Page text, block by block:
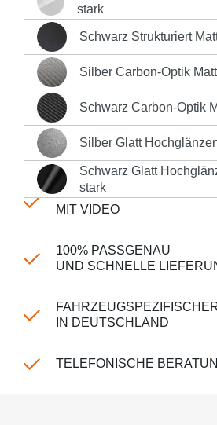
stark
Transparent Glatt Hochglänzend
Schwarz Strukturiert
Schwarz Strukturiert Matt 190
Silber Carbon-Optik
Silber Carbon-Optik Matt 150
Schwarz Carbon-Optik
Schwarz Carbon-Optik Matt 150
Silber Glatt
Silber Glatt Hochglänzend 110
Schwarz Glatt
stark
Schwarz Glatt Hochglänzend
IN DEN
Sofort versandfertig, Lieferzeit 1-3
Deutschlands **
Produktnummer:
EINFACHE MONTAGE
MIT VIDEO
100% PASSGENAU
UND SCHNELLE
IN DEUTSCHLAND
TELEFONISCHE